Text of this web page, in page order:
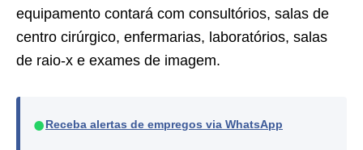
equipamento contará com consultórios, salas de
centro cirúrgico, enfermarias, laboratórios, salas
de raio-x e exames de imagem.
● Receba alertas de empregos via WhatsApp